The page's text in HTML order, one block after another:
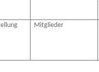
Mitglieder